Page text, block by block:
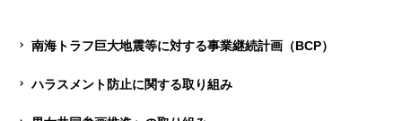
南海トラフ巨大地震等に対する事業継続計画（BCP）
ハラスメント防止に関する取り組み